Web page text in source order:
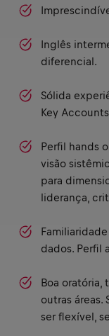
Inglês
diferencial.
Sólida
Key
Perfil hands
visão
para
liderança,
dados. Perfil
Boa
outras áreas.
ser flexível,